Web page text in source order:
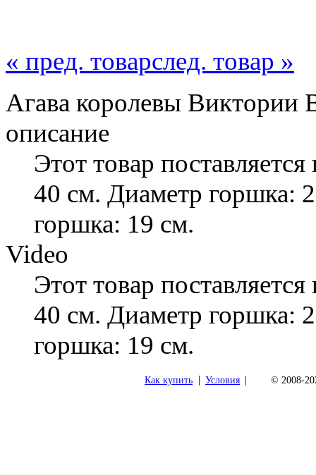
« пред. товарслед. товар »
Агава королевы Виктории
описание
Этот товар
40 см. Диаметр горшка:
горшка: 19 см.
Video
Этот товар
40 см. Диаметр горшка:
горшка: 19 см.
Как купить | Условия | © 2008-